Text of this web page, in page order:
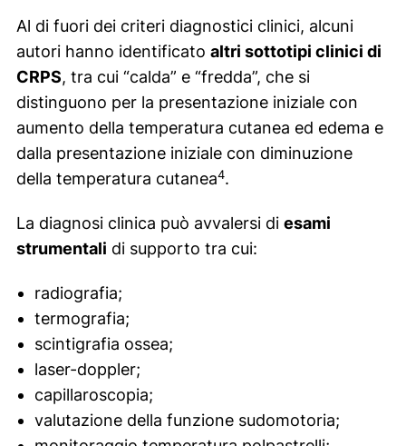
Al di fuori dei criteri diagnostici clinici, alcuni
autori hanno identificato altri sottotipi clinici di
CRPS, tra cui “calda” e “fredda”, che si
distinguono per la presentazione iniziale con
aumento della temperatura cutanea ed edema e
dalla presentazione iniziale con diminuzione
della temperatura cutanea4.
La diagnosi clinica può avvalersi di esami
strumentali di supporto tra cui:
radiografia;
termografia;
scintigrafia ossea;
laser-doppler;
capillaroscopia;
valutazione della funzione sudomotoria;